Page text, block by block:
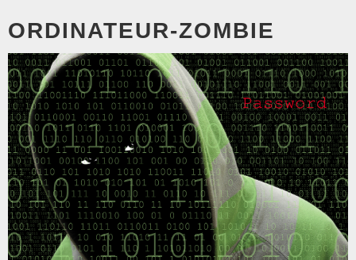
ORDINATEUR-ZOMBIE